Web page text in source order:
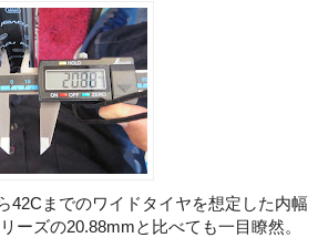
42Cまでのワイドタイヤを想定した内幅
ーズの20.88mmと比べても一目瞭然。